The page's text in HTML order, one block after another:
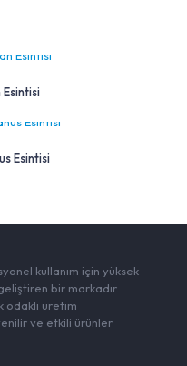
Esintisi
kullanım için yüksek
bir markadır.
odaklı üretim
ve etkili ürünler